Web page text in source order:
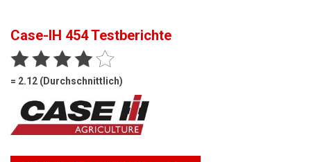
Teleskoplader
Rasentraktoren
Motorsägen
Case-IH 454Testberichte
= 2.12 (Durchschnittlich)